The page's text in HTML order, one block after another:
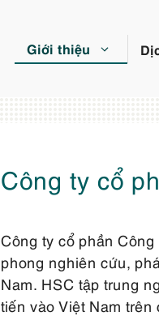
Giới thiệu
Công ty cổ
Công ty cổ phần
phong nghiên cứu,
Nam. HSC tập trung
tiến vào Việt Nam